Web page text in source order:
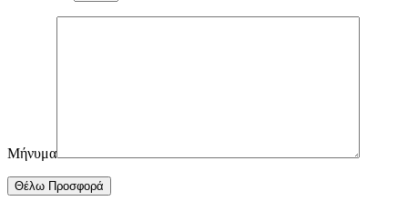
Μήνυμα